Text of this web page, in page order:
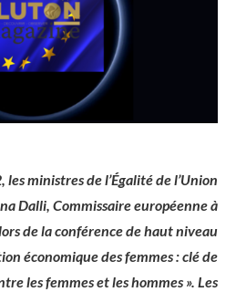
ministres de l’Égalité de l’Union
Dalli, Commissaire européenne à
de la conférence de haut niveau
économique des femmes : clé de
les femmes et les hommes ». Les